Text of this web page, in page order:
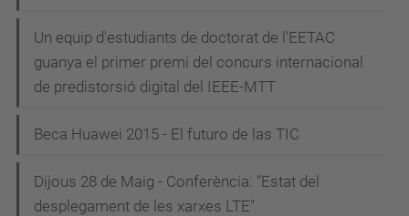
Un equip d'estudiants de doctorat de l'EETAC
guanya el primer premi del concurs internacional
de predistorsió digital del IEEE-MTT
Beca Huawei 2015 - El futuro de las TIC
Dijous 28 de Maig - Conferència: "Estat del
desplegament de les xarxes LTE"